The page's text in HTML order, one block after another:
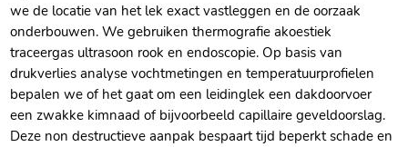
we de locatie van het lek exact vastleggen en de oorzaak
onderbouwen.​ We gebruiken thermografie akoestiek
traceergas ultrasoon rook en endoscopie.​ Op basis van
drukverlies analyse vochtmetingen en temperatuurprofielen
bepalen we of het gaat om een leidinglek een dakdoorvoer
een zwakke kimnaad of bijvoorbeeld capillaire geveldoorslag.​
Deze non destructieve aanpak bespaart tijd beperkt schade en